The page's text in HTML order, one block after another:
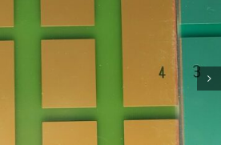
Waarom is het belangrijk uw
op verontreiniging te
testen?